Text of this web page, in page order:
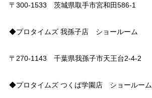
〒300-1533 茨城県取手市宮和田586-1
◆プロタイムズ 我孫子店 ショールーム
〒270-1143 千葉県我孫子市天王台2-4-2
◆プロタイムズ つくば学園店 ショールーム